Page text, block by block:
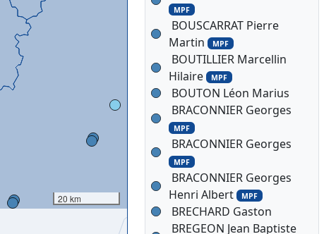
20 km
MPF
BOUSCARRAT Pierre
Martin MPF
BOUTILLIER Marcellin
Hilaire MPF
BOUTON Léon Marius
BRACONNIER Georges
MPF
BRACONNIER Georges
MPF
BRACONNIER Georges
Henri Albert MPF
BRECHARD Gaston
BREGEON Jean Baptiste